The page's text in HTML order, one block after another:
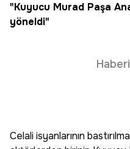
"Kuyucu Murad Paşa
yöneldi"
Celali isyanlarının